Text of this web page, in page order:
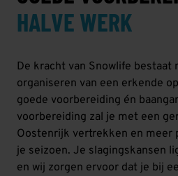
HALVE WERK
De kracht van Snowlife bestaat
organiseren van een erkende
goede voorbereiding én
voorbereiding zal je met een
Oostenrijk vertrekken en meer
je seizoen. Je slagingskansen
en wij zorgen ervoor dat je bij